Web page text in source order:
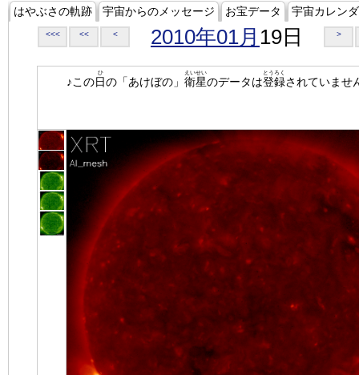
はやぶさの軌跡 宇宙からのメッセージ お宝データ 宇宙カレン
<<< << < 2010年01月 19日 >
♪この日
ひ
の「あけぼの」 衛星
えいせい
のデータは登録
とうろく
されていませ